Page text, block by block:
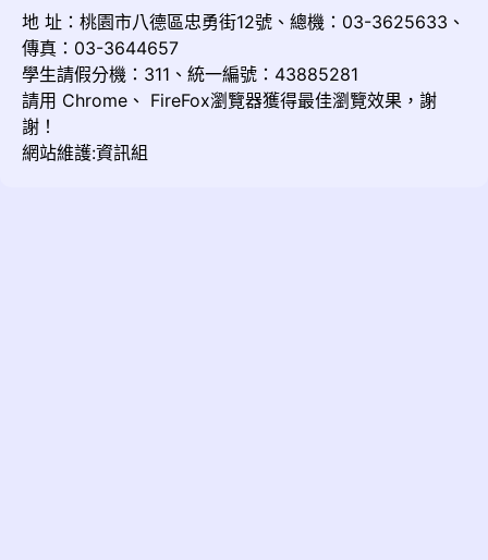
地 址：桃園市八德區忠勇街12號、總機：03-3625633、
傳真：03-3644657
學生請假分機：311、統一編號：43885281
請用 Chrome 、 FireFox瀏覽器獲得最佳瀏覽效果，謝
謝！
網站維護:資訊組